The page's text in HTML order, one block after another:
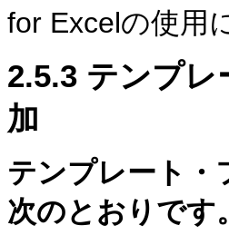
for Excelの使用
2.5.3 テンプレ
加
テンプレート・
次のとおりです。